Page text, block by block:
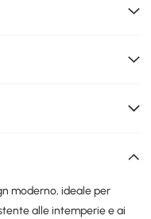
moderno, ideale per
alle intemperie e ai